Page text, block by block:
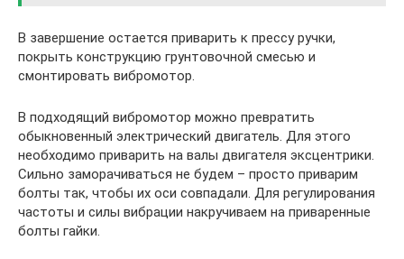
В завершение остается приварить к прессу ручки,
покрыть конструкцию грунтовочной смесью и
смонтировать вибромотор.
В подходящий вибромотор можно превратить
обыкновенный электрический двигатель. Для этого
необходимо приварить на валы двигателя эксцентрики.
Сильно заморачиваться не будем – просто приварим
болты так, чтобы их оси совпадали. Для регулирования
частоты и силы вибрации накручиваем на приваренные
болты гайки.